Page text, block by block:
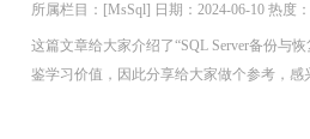
所属栏目：[MsSql] 日期：2024-06-10 热度
这篇文章给大家介绍了“SQL Server备份与
鉴学习价值，因此分享给大家做个参考，感